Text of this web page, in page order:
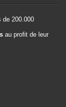
de 200.000
au profit de leur